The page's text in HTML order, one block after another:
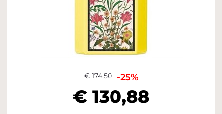
€ 174,50 -25%
€ 130,88